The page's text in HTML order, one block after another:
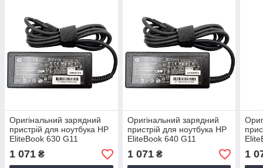
Оригінальний зарядний
пристрій для ноутбука HP
EliteBook 630 G11
1 071 ₴
Оригінальний зарядний
пристрій для ноутбука HP
EliteBook 640 G11
1 071₴ 1